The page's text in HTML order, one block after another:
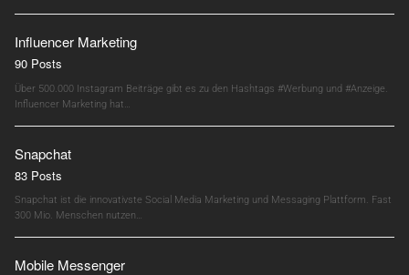
Influencer Marketing
90 Posts
Über 500.000 Instagram Beiträge gibt es zu den Hashtags #Werbung und #Anzeige.
Influencer Marketing hat…
Snapchat
83 Posts
Snapchat ist die innovativste Social Media Marketing und Messaging Plattform. Fast
300 Mio. Menschen nutzen…
Mobile Messenger